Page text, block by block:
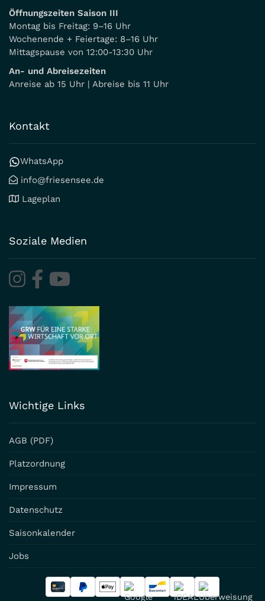
Öffnungszeiten Saison III
Montag bis Freitag: 9–16 Uhr
Wochenende + Feiertage: 8–16 Uhr
Mittagspause von 12:00-13:30 Uhr
An- und Abreisezeiten
Anreise ab 15 Uhr | Abreise bis 11 Uhr
Kontakt
WhatsApp
info@friesensee.de
Lageplan
Soziale Medien
Wichtige Links
AGB (PDF)
Platzordnung
Impressum
Datenschutz
Saisonkalender
Jobs